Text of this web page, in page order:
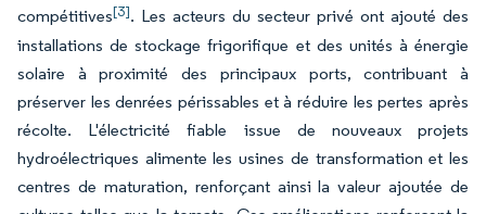
compétitives[3]. Les acteurs du secteur privé ont ajouté des
installations de stockage frigorifique et des unités à énergie
solaire à proximité des principaux ports, contribuant à
préserver les denrées périssables et à réduire les pertes après
récolte. L'électricité fiable issue de nouveaux projets
hydroélectriques alimente les usines de transformation et les
centres de maturation, renforçant ainsi la valeur ajoutée de